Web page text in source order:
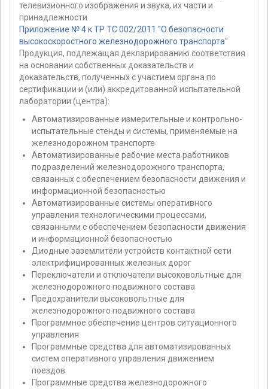
телевизионного изображения и звука, их части и
принадлежности
Приложение № 4 к ТР ТС 002/2011 "О безопасности
высокоскоростного железнодорожного транспорта"
Продукция, подлежащая декларированию соответствия
на основании собственных доказательств и
доказательств, полученных с участием органа по
сертификации и (или) аккредитованной испытательной
лаборатории (центра):
Автоматизированные измерительные и контрольно-
испытательные стенды и системы, применяемые на
железнодорожном транспорте
Автоматизированные рабочие места работников
подразделений железнодорожного транспорта,
связанных с обеспечением безопасности движения и
информационной безопасностью
Автоматизированные системы оперативного
управления технологическими процессами,
связанными с обеспечением безопасности движения
и информационной безопасностью
Диодные заземлители устройств контактной сети
электрифицированных железных дорог
Переключатели и отключатели высоковольтные для
железнодорожного подвижного состава
Предохранители высоковольтные для
железнодорожного подвижного состава
Программное обеспечение центров ситуационного
управления
Программные средства для автоматизированных
систем оперативного управления движением
поездов
Программные средства железнодорожного